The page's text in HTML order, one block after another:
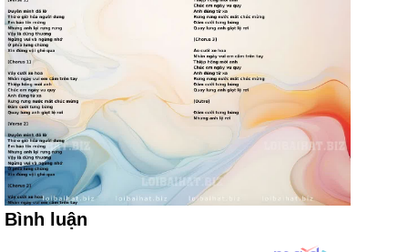
Bình luận